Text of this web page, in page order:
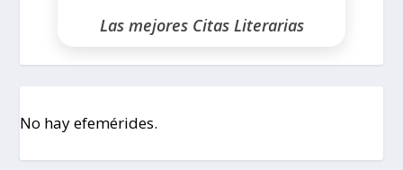
Las mejores Citas Literarias
No hay efemérides.